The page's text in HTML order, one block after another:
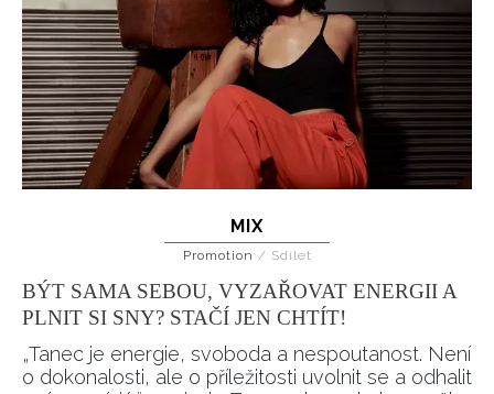
MIX
Promotion / Sdílet
BÝT SAMA SEBOU, VYZAŘOVAT ENERGII A
PLNIT SI SNY? STAČÍ JEN CHTÍT!
„Tanec je energie, svoboda a nespoutanost. Není
o dokonalosti, ale o příležitosti uvolnit se a odhalit